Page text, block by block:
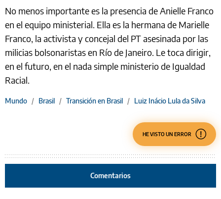
No menos importante es la presencia de Anielle Franco
en el equipo ministerial. Ella es la hermana de Marielle
Franco, la activista y concejal del PT asesinada por las
milicias bolsonaristas en Río de Janeiro. Le toca dirigir,
en el futuro, en el nada simple ministerio de Igualdad
Racial.
Mundo / Brasil / Transición en Brasil / Luiz Inácio Lula da Silva
HE VISTO UN ERROR
Comentarios